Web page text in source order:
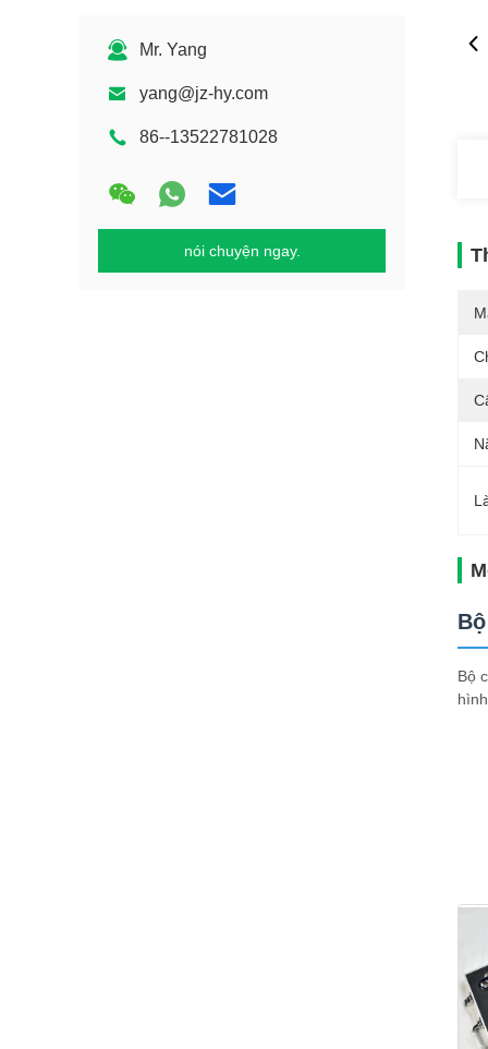
Mr. Yang
yang@jz-hy.com
86--13522781028
nói chuyện ngay.
Bộ